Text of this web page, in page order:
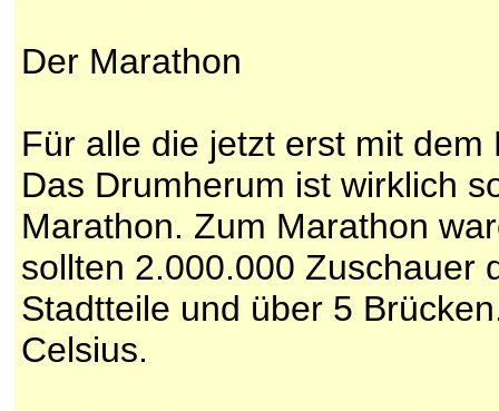
Der Marathon
Für alle die jetzt erst mit
Das Drumherum ist wirklich
Marathon. Zum Marathon
sollten 2.000.000 Zuschauer
Stadtteile und über 5
Celsius.